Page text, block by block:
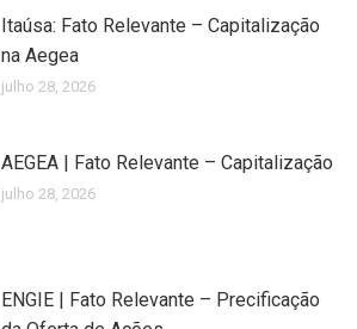
Itaúsa: Fato Relevante – Capitalização
na Aegea
julho 28, 2026
AEGEA | Fato Relevante – Capitalização
julho 28, 2026
ENGIE | Fato Relevante – Precificação